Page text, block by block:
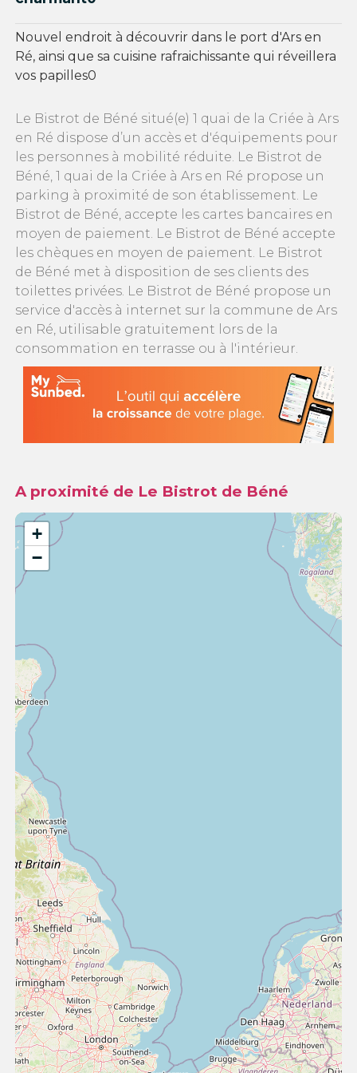
Nouvel endroit à découvrir dans le port d'Ars en
Ré, ainsi que sa cuisine rafraichissante qui réveillera
vos papilles0
Le Bistrot de Béné situé(e) 1 quai de la Criée à Ars
en Ré dispose d’un accès et d'équipements pour
les personnes à mobilité réduite. Le Bistrot de
Béné, 1 quai de la Criée à Ars en Ré propose un
parking à proximité de son établissement. Le
Bistrot de Béné, accepte les cartes bancaires en
moyen de paiement. Le Bistrot de Béné accepte
les chèques en moyen de paiement. Le Bistrot
de Béné met à disposition de ses clients des
toilettes privées. Le Bistrot de Béné propose un
service d'accès à internet sur la commune de Ars
en Ré, utilisable gratuitement lors de la
consommation en terrasse ou à l'intérieur.
A proximité de Le Bistrot de Béné
+
−